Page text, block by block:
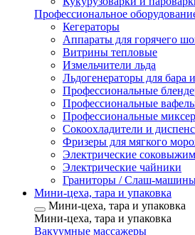
Профессиональное
Кегераторы
Аппараты для горячего
Витрины тепловые
Измельчители льда
Льдогенераторы для бара
Профессиональные
Профессиональные
Профессиональные
Сокоохладители и
Фризеры для мягкого
Электрические
Электрические чайники
Граниторы / Слаш-
Мини-цеха, тара и упаковка
Мини-цеха, тара и упаковка
Мини-цеха, тара и упаковка
Вакуумные массажеры